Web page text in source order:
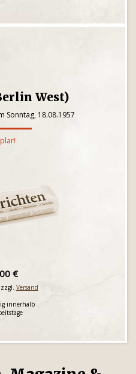
West)
Sonntag, 18.08.1957
€
Versand
innerhalb